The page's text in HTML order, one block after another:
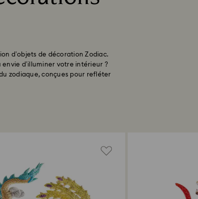
d’objets de décoration Zodiac.
envie d’illuminer votre intérieur ?
zodiaque, conçues pour refléter